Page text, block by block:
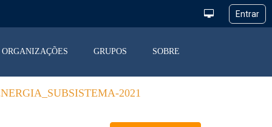
ORGANIZAÇÕES GRUPOS SOBRE
2021